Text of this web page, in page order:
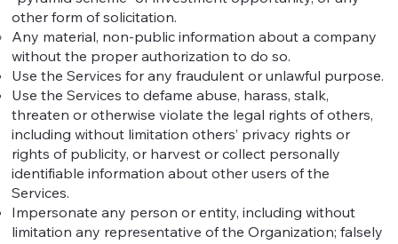
other form of solicitation.
Any material, non-public information about a company
without the proper authorization to do so.
Use the Services for any fraudulent or unlawful purpose.
Use the Services to defame abuse, harass, stalk,
threaten or otherwise violate the legal rights of others,
including without limitation others’ privacy rights or
rights of publicity, or harvest or collect personally
identifiable information about other users of the
Services.
Impersonate any person or entity, including without
limitation any representative of the Organization; falsely